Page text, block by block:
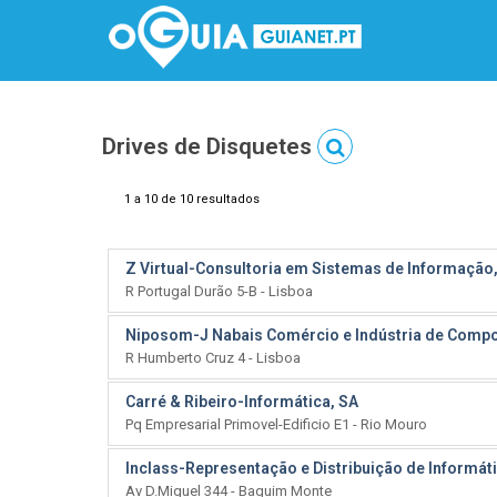
Drives de Disquetes
1 a 10 de 10 resultados
Z Virtual-Consultoria em Sistemas de
R Portugal Durão 5-B - Lisboa
Niposom-J Nabais Comércio e Indústria de
R Humberto Cruz 4 - Lisboa
Carré & Ribeiro-Informática, SA
Pq Empresarial Primovel-Edificio E1 - Rio Mouro
Inclass-Representação e Distribuição de
Av D.Miguel 344 - Baguim Monte